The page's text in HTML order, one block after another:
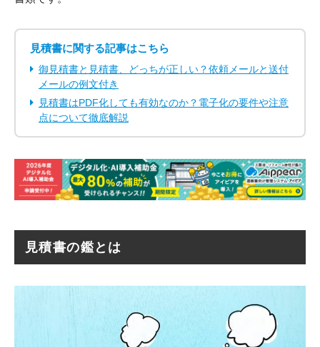
見積書に関する記事はこちら
御見積書と見積書、どっちが正しい？依頼メールと送付
メールの例文付き
見積書はPDF化しても有効なのか？電子化の要件や注意
点について徹底解説
見積書の鑑とは